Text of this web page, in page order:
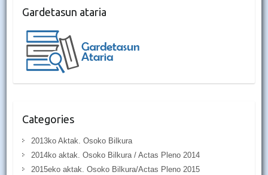
Gardetasun ataria
Categories
2013ko Aktak. Osoko Bilkura
2014ko aktak. Osoko Bilkura / Actas Pleno 2014
2015eko aktak. Osoko Bilkura/Actas Pleno 2015